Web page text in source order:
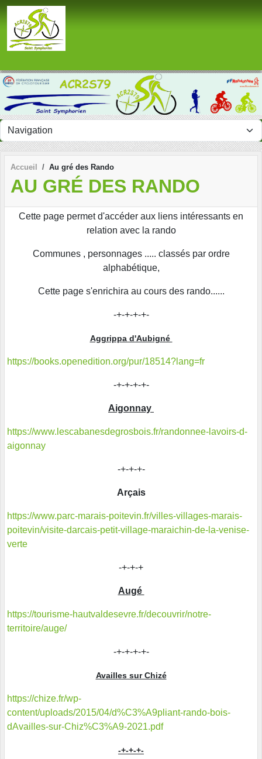
Accueil Au gré des Rando
AU GRÉ DES RANDO
Cette page permet d'accéder aux liens intéressants en
relation avec la rando
Communes , personnages ..... classés par ordre
alphabétique,
Cette page s'enrichira au cours des rando......
-+-+-+-+-
Aggrippa d'Aubigné
https://books.openedition.org/pur/18514?lang=fr
-+-+-+-+-
Aigonnay
https://www.lescabanesdegrosbois.fr/randonnee-lavoirs-d-
aigonnay
-+-+-+-
Arçais
https://www.parc-marais-poitevin.fr/villes-villages-marais-
poitevin/visite-darcais-petit-village-maraichin-de-la-venise-
verte
-+-+-+
Augé
https://tourisme-hautvaldesevre.fr/decouvrir/notre-
territoire/auge/
-+-+-+-+-
Availles sur Chizé
https://chize.fr/wp-
content/uploads/2015/04/d%C3%A9pliant-rando-bois-
dAvailles-sur-Chiz%C3%A9-2021.pdf
-+-+-+-
Panneau de gestion des cookies